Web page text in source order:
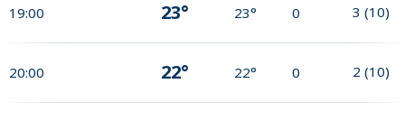
19:00 23° 23° 0 3 (10)
20:00 22° 22° 0 2 (10)